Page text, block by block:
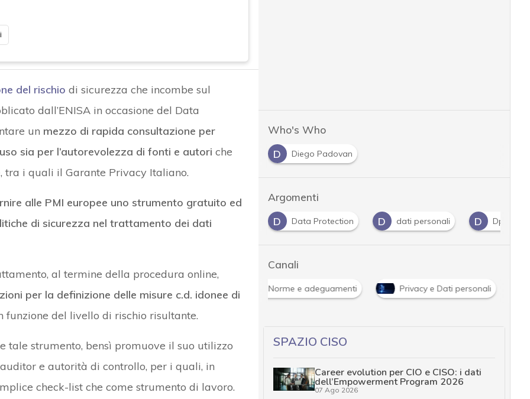
del rischio di sicurezza che incombe sul
dall’ENISA in occasione del Data
un mezzo di rapida consultazione per
sia per l’autorevolezza di fonti e autori che
tra i quali il Garante Privacy Italiano.
alle PMI europee uno strumento gratuito ed
di sicurezza nel trattamento dei dati
al termine della procedura online,
per la definizione delle misure c.d. idonee di
funzione del livello di rischio risultante.
tale strumento, bensì promuove il suo utilizzo
e autorità di controllo, per i quali, in
check-list che come strumento di lavoro.
Who's Who
D
Diego Padovan
Argomenti
D
Data Breach D Data Protection D dati personali D Dpo
Canali
Norme e adeguamenti Privacy e Dati personali
SPAZIO CISO
Career evolution per CIO e CISO: i dati
dell’Empowerment Program 2026
07 Ago 2026